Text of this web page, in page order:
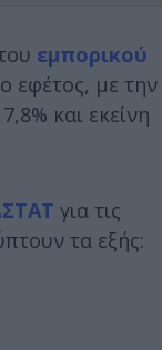
εμπορικού
εφέτος, με την
και εκείνη
για τις
τα εξής: